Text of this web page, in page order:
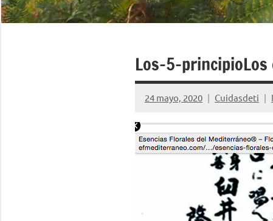
Los-5-
24 mayo, 2020 Cuidasdeti